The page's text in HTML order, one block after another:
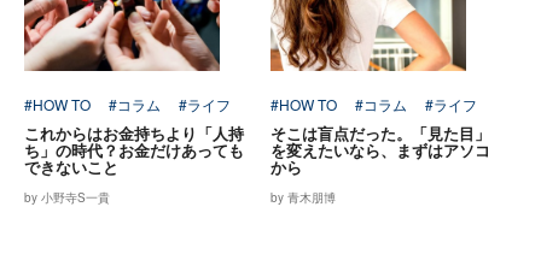
#HOW TO #コラム #ライフ
これからはお金持ちより「人持
ち」の時代？お金だけあっても
できないこと
by 小野寺S一貴
#HOW TO #コラム #ライフ
そこは盲点だった。「見た目」
を変えたいなら、まずはアソコ
から
by 青木朋博